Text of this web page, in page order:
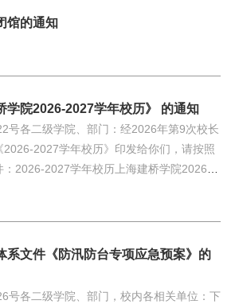
，做好废旧锂电池的处置工作；负责校园
机等配套锂电池的日常安全监管、隐患排
兼职教师学生评教成绩不得低于全校平均
以上，且至少完成3个学期的教学工作。5.
均成绩高于75分（含75分）；两年（自然
计）在各抽检环节无不合格情况。6.参加
期发表教研论文、参加教学内涵建设项
可不受2.4限制。7.近2学期有教学事故、
的教师不能参评当学期兼职教师教学优秀
馆的通知
学院2026-2027学年校历》 的通知
号各二级学院、部门：经2026年第9次校长
2026-2027学年校历》印发给你们，请按照
2026-2027学年校历上海建桥学院2026年
系文件《防汛防台专项应急预案》的
号各二级学院、部门，校内各相关单位：下